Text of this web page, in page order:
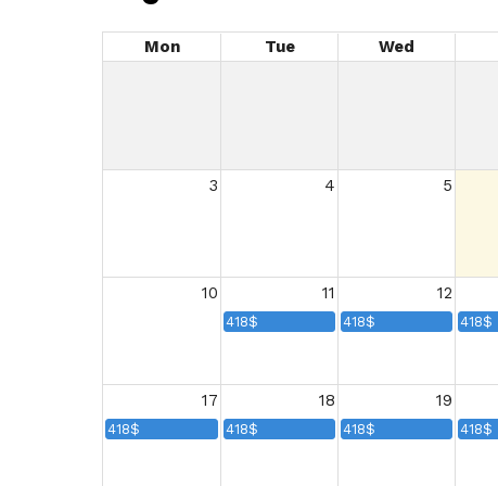
Mon Tue Wed
3 4 5
10 11 12
418$ 418$ 418$
17 18 19
418$ 418$ 418$ 418$